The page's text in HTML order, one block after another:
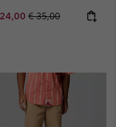
price:Regular price:
€ 35,00